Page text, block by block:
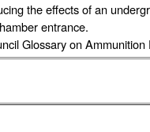
the effects of an
entrance.
Glossary on Ammunition